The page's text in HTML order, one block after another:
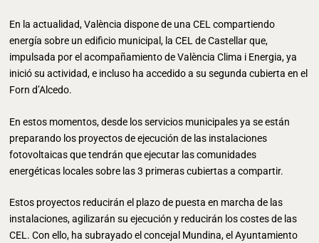
En la actualidad, València dispone de una CEL compartiendo
energía sobre un edificio municipal, la CEL de Castellar que,
impulsada por el acompañamiento de València Clima i Energia, ya
inició su actividad, e incluso ha accedido a su segunda cubierta en el
Forn d’Alcedo.
En estos momentos, desde los servicios municipales ya se están
preparando los proyectos de ejecución de las instalaciones
fotovoltaicas que tendrán que ejecutar las comunidades
energéticas locales sobre las 3 primeras cubiertas a compartir.
Estos proyectos reducirán el plazo de puesta en marcha de las
instalaciones, agilizarán su ejecución y reducirán los costes de las
CEL. Con ello, ha subrayado el concejal Mundina, el Ayuntamiento